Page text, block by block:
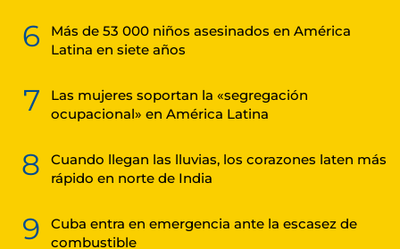
6
Más de 53 000 niños asesinados en América
Latina en siete años
7
Las mujeres soportan la «segregación
ocupacional» en América Latina
8
Cuando llegan las lluvias, los corazones laten más
rápido en norte de India
9
Cuba entra en emergencia ante la escasez de
combustible